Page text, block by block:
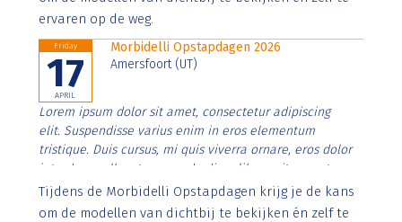
ervaren op de weg.
Friday
17
APRIL
Morbidelli Opstapdagen 2026
Amersfoort (UT)
Lorem ipsum dolor sit amet, consectetur adipiscing
elit. Suspendisse varius enim in eros elementum
tristique. Duis cursus, mi quis viverra ornare, eros dolor
interdum nulla, ut commodo diam libero vitae erat.
Aenean faucibus nibh et justo cursus id rutrum lorem
imperdiet. Nunc ut sem vitae risus tristique posuere.
Tijdens de Morbidelli Opstapdagen krijg je de kans
om de modellen van dichtbij te bekijken én zelf te